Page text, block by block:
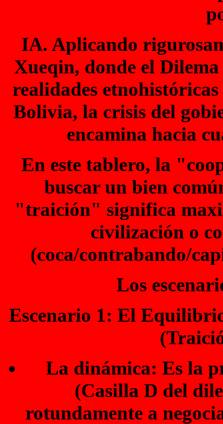
IA. Aplicando
Xueqin, donde el
realidades
Bolivia, la crisis del
encamina hacia
En este tablero, la
buscar un bien
"traición" significa
civilización o
(coca/contrabando/
Los
Escenario 1: El
La dinámica: Es la
(Casilla D del
rotundamente a